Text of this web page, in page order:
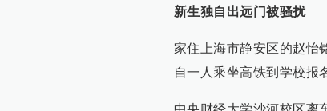
新生独自出远门被骚扰
家住上海市静安区的赵怡
自一人乘坐高铁到学校报